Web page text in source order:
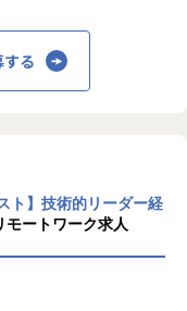
。あなたには以
学習コンテンツの
の構築
る
ト】技術的リーダー経
モートワーク求人